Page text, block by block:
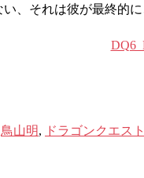
、それは彼が最終的
鳥山明, ドラゴンクエス